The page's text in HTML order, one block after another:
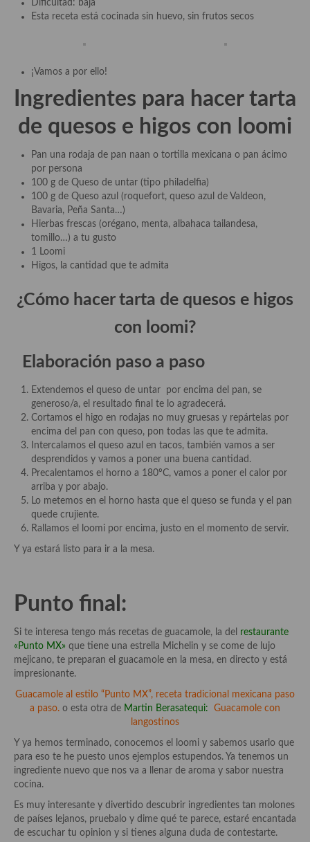
Dificultad: baja
Esta receta está cocinada sin huevo, sin frutos secos
¡Vamos a por ello!
Ingredientes para hacer tarta
de quesos e higos con loomi
Pan una rodaja de pan naan o tortilla mexicana o pan ácimo
por persona
100 g de Queso de untar (tipo philadelfia)
100 g de Queso azul (roquefort, queso azul de Valdeon,
Bavaria, Peña Santa…)
Hierbas frescas (orégano, menta, albahaca tailandesa,
tomillo…) a tu gusto
1 Loomi
Higos, la cantidad que te admita
¿Cómo hacer tarta de quesos e higos
con loomi?
Elaboración paso a paso
Extendemos el queso de untar por encima del pan, se
generoso/a, el resultado final te lo agradecerá.
Cortamos el higo en rodajas no muy gruesas y repártelas por
encima del pan con queso, pon todas las que te admita.
Intercalamos el queso azul en tacos, también vamos a ser
desprendidos y vamos a poner una buena cantidad.
Precalentamos el horno a 180ºC, vamos a poner el calor por
arriba y por abajo.
Lo metemos en el horno hasta que el queso se funda y el pan
quede crujiente.
Rallamos el loomi por encima, justo en el momento de servir.
Y ya estará listo para ir a la mesa.
Punto final:
Si te interesa tengo más recetas de guacamole, la del restaurante
«Punto MX» que tiene una estrella Michelin y se come de lujo
mejicano, te preparan el guacamole en la mesa, en directo y está
impresionante.
Guacamole al estilo “Punto MX”, receta tradicional mexicana paso
a paso. o esta otra de Martin Berasatequi: Guacamole con
langostinos
Y ya hemos terminado, conocemos el loomi y sabemos usarlo que
para eso te he puesto unos ejemplos estupendos. Ya tenemos un
ingrediente nuevo que nos va a llenar de aroma y sabor nuestra
cocina.
Es muy interesante y divertido descubrir ingredientes tan molones
de países lejanos, pruebalo y dime qué te parece, estaré encantada
de escuchar tu opinion y si tienes alguna duda de contestarte.